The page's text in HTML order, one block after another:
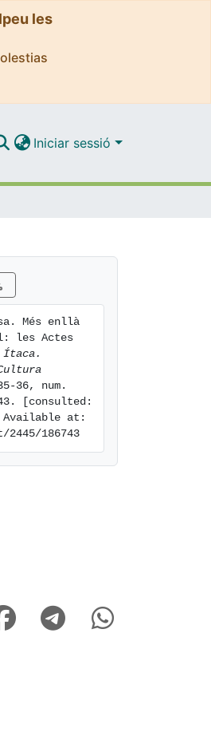
les
Iniciar sessió
Més enllà
les Actes
Ítaca.
36, num.
[consulted:
at:
186743